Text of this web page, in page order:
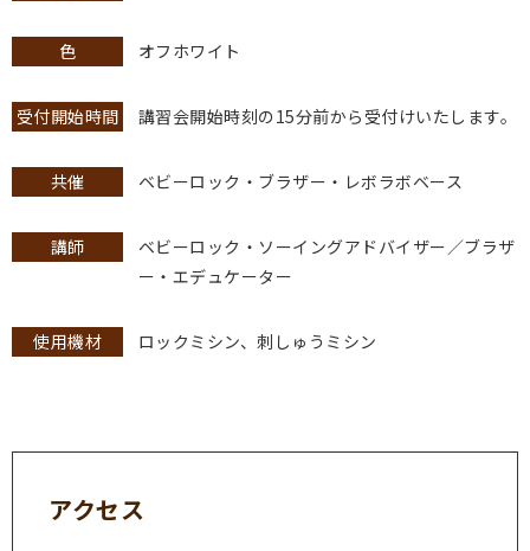
色 オフホワイト
受付開始時間 講習会開始時刻の15分前から受付けいたします。
共催 ベビーロック・ブラザー・レボラボベース
講師
ベビーロック・ソーイングアドバイザー／ブラザ
ー・エデュケーター
使用機材 ロックミシン、刺しゅうミシン
アクセス